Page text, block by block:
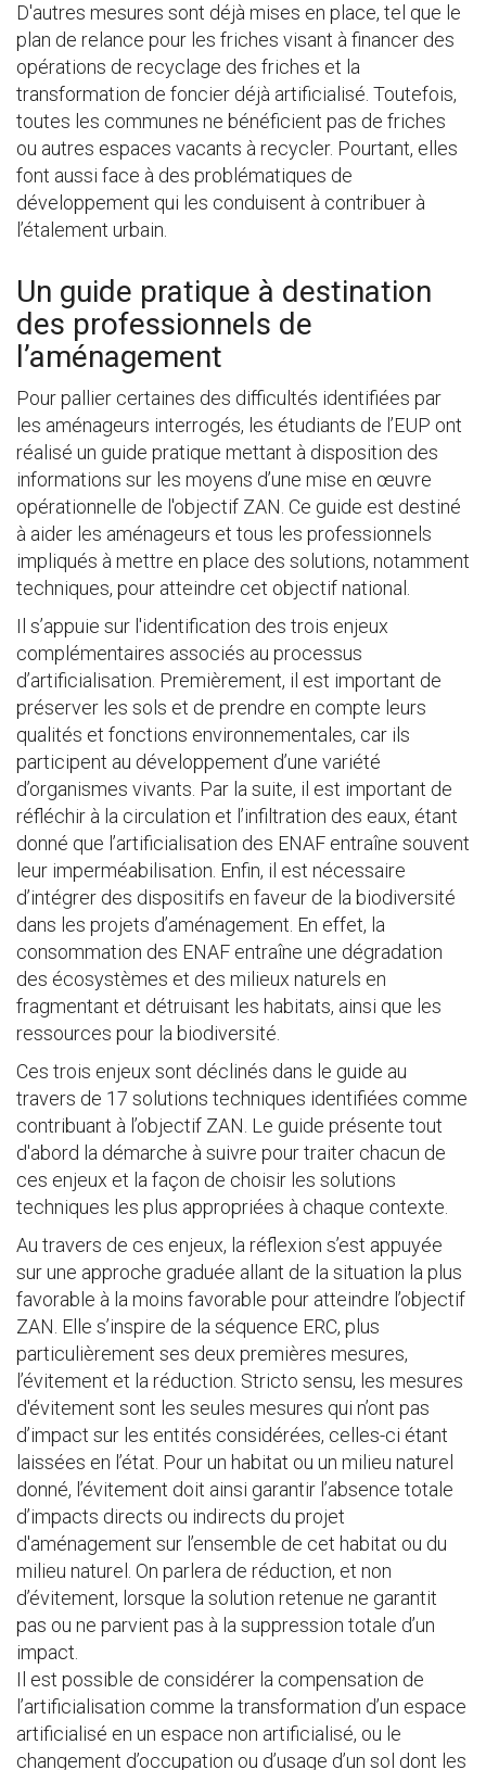
D'autres mesures sont déjà mises en place, tel que le
plan de relance pour les friches visant à financer des
opérations de recyclage des friches et la
transformation de foncier déjà artificialisé. Toutefois,
toutes les communes ne bénéficient pas de friches
ou autres espaces vacants à recycler. Pourtant, elles
font aussi face à des problématiques de
développement qui les conduisent à contribuer à
l’étalement urbain.
Un guide pratique à destination
des professionnels de
l’aménagement
Pour pallier certaines des difficultés identifiées par
les aménageurs interrogés, les étudiants de l’EUP ont
réalisé un guide pratique mettant à disposition des
informations sur les moyens d’une mise en œuvre
opérationnelle de l'objectif ZAN. Ce guide est destiné
à aider les aménageurs et tous les professionnels
impliqués à mettre en place des solutions, notamment
techniques, pour atteindre cet objectif national.
Il s’appuie sur l'identification des trois enjeux
complémentaires associés au processus
d’artificialisation. Premièrement, il est important de
préserver les sols et de prendre en compte leurs
qualités et fonctions environnementales, car ils
participent au développement d’une variété
d’organismes vivants. Par la suite, il est important de
réfléchir à la circulation et l’infiltration des eaux, étant
donné que l’artificialisation des ENAF entraîne souvent
leur imperméabilisation. Enfin, il est nécessaire
d’intégrer des dispositifs en faveur de la biodiversité
dans les projets d’aménagement. En effet, la
consommation des ENAF entraîne une dégradation
des écosystèmes et des milieux naturels en
fragmentant et détruisant les habitats, ainsi que les
ressources pour la biodiversité.
Ces trois enjeux sont déclinés dans le guide au
travers de 17 solutions techniques identifiées comme
contribuant à l’objectif ZAN. Le guide présente tout
d'abord la démarche à suivre pour traiter chacun de
ces enjeux et la façon de choisir les solutions
techniques les plus appropriées à chaque contexte.
Au travers de ces enjeux, la réflexion s’est appuyée
sur une approche graduée allant de la situation la plus
favorable à la moins favorable pour atteindre l’objectif
ZAN. Elle s’inspire de la séquence ERC, plus
particulièrement ses deux premières mesures,
l’évitement et la réduction. Stricto sensu, les mesures
d'évitement sont les seules mesures qui n’ont pas
d’impact sur les entités considérées, celles-ci étant
laissées en l’état. Pour un habitat ou un milieu naturel
donné, l’évitement doit ainsi garantir l’absence totale
d’impacts directs ou indirects du projet
d'aménagement sur l’ensemble de cet habitat ou du
milieu naturel. On parlera de réduction, et non
d’évitement, lorsque la solution retenue ne garantit
pas ou ne parvient pas à la suppression totale d’un
impact.
Il est possible de considérer la compensation de
l’artificialisation comme la transformation d’un espace
artificialisé en un espace non artificialisé, ou le
changement d’occupation ou d’usage d’un sol dont les